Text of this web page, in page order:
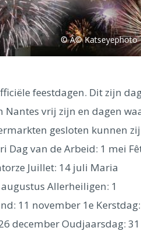
Mechelen Venetië
Wenen Budapest
© Â© Katseyephoto
feestdagen. Dit zijn
Nantes vrij zijn en dagen
gesloten kunnen
Dag van de Arbeid: 1 mei
Juillet: 14 juli Maria
Allerheiligen: 1
11 november 1e
december Oudjaarsdag: 31